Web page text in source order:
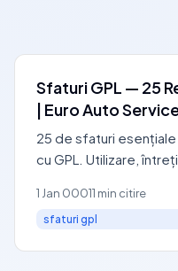
Sfaturi GPL — 25
| Euro Auto
25 de sfaturi
cu GPL. Utilizare,
1 Jan 00011 min citire
sfaturi gpl